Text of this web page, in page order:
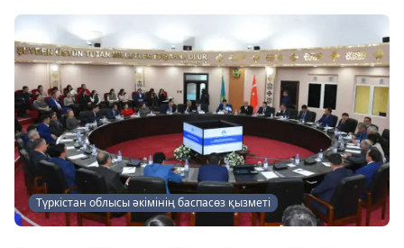
Түркістан облысы әкімінің баспасөз қызметі